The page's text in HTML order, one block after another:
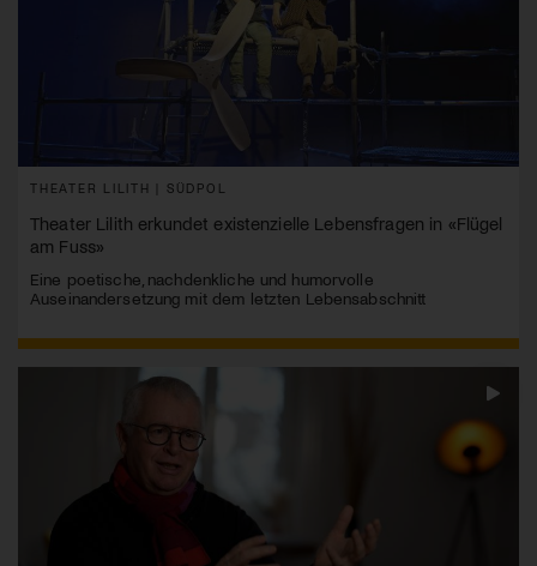
THEATER LILITH | SÜDPOL
Theater Lilith erkundet existenzielle Lebensfragen in «Flügel
am Fuss»
Eine poetische, nachdenkliche und humorvolle
Auseinandersetzung mit dem letzten Lebensabschnitt